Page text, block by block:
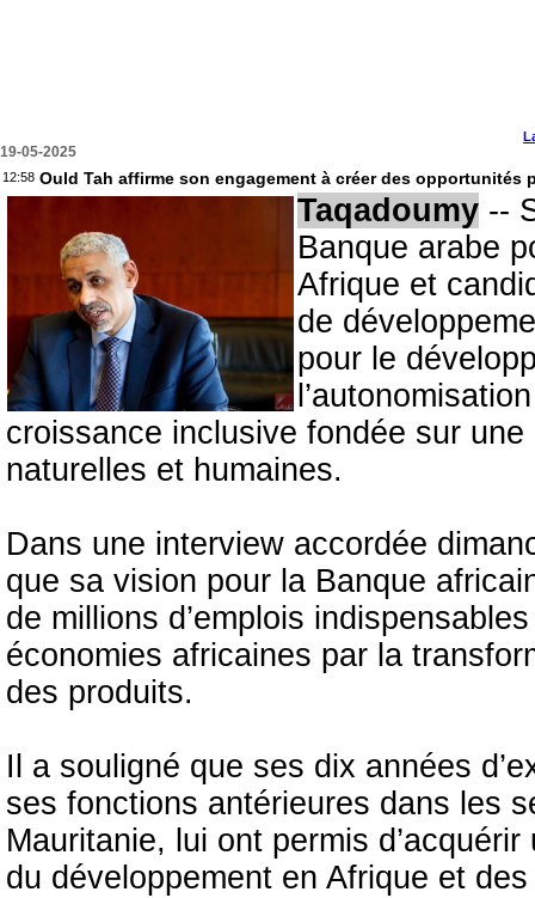
19-05-2025
12:58 Ould Tah affirme son engagement à créer des opportunités
Taqadoumy --
Banque arabe
Afrique et
de
pour le
croissance inclusive fondée sur
naturelles et humaines.
Dans une interview accordée
que sa vision pour la Banque
de millions d’emplois
économies africaines par la
des produits.
Il a souligné que ses dix années
ses fonctions antérieures dans les
Mauritanie, lui ont permis
du développement en Afrique et